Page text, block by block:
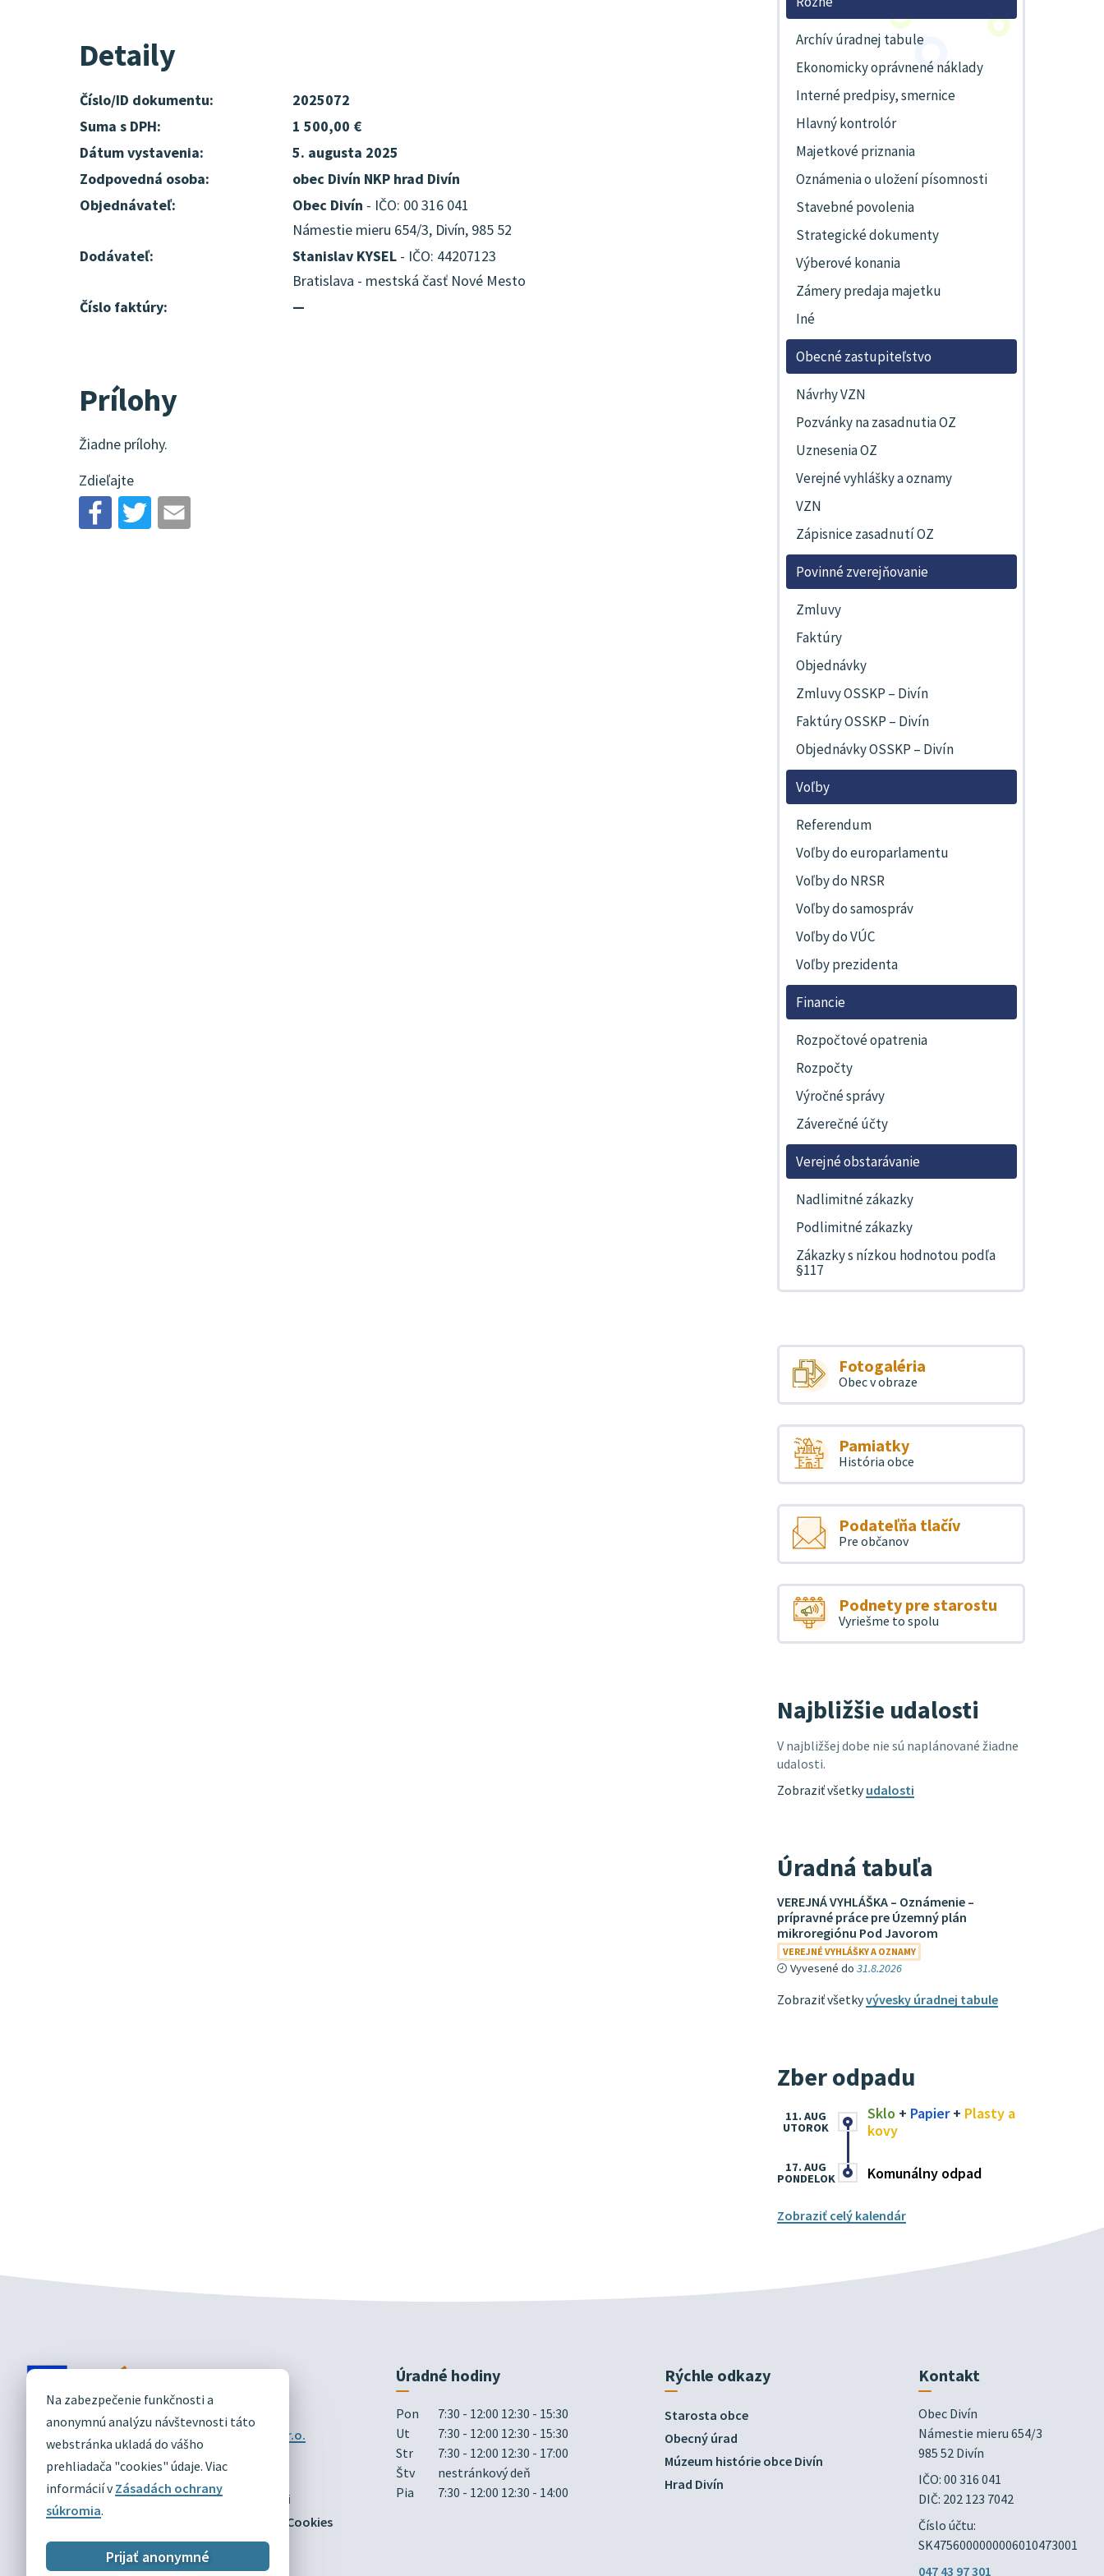
Na zabezpečenie funkčnosti a
anonymnú analýzu návštevnosti táto
webstránka ukladá do vášho
prehliadača "cookies" údaje. Viac
informácií vZásadách ochrany
súkromia.
Prijať anonymné
Detaily
Číslo/ID dokumentu:
2025072
Suma s DPH:
1 500,00 €
Dátum vystavenia:
5. augusta 2025
Zodpovedná osoba:
obec Divín NKP hrad Divín
Objednávateľ:
Obec Divín - IČO: 00 316 041
Námestie mieru 654/3, Divín, 985 52
Dodávateľ:
Stanislav KYSEL - IČO: 44207123
Bratislava - mestská časť Nové Mesto
Číslo faktúry:
—
Prílohy
Žiadne prílohy.
Zdieľajte
Archív úradnej tabule
Ekonomicky oprávnené náklady
Interné predpisy, smernice
Hlavný kontrolór
Majetkové priznania
Oznámenia o uložení písomnosti
Stavebné povolenia
Strategické dokumenty
Výberové konania
Zámery predaja majetku
Iné
Obecné zastupiteľstvo
Návrhy VZN
Pozvánky na zasadnutia OZ
Uznesenia OZ
Verejné vyhlášky a oznamy
VZN
Zápisnice zasadnutí OZ
Povinné zverejňovanie
Zmluvy
Faktúry
Objednávky
Zmluvy OSSKP – Divín
Faktúry OSSKP – Divín
Objednávky OSSKP – Divín
Voľby
Referendum
Voľby do europarlamentu
Voľby do NRSR
Voľby do samospráv
Voľby do VÚC
Voľby prezidenta
Financie
Rozpočtové opatrenia
Rozpočty
Výročné správy
Záverečné účty
Verejné obstarávanie
Nadlimitné zákazky
Podlimitné zákazky
Zákazky s nízkou hodnotou podľa
§117
Fotogaléria
Obec v obraze
Pamiatky
História obce
Podateľňa tlačív
Pre občanov
Podnety pre starostu
Vyriešme to spolu
Najbližšie udalosti
V najbližšej dobe nie sú naplánované žiadne
udalosti.
Zobraziť všetkyudalosti
Úradná tabuľa
VEREJNÁ VYHLÁŠKA – Oznámenie –
prípravné práce pre Územný plán
mikroregiónu Pod Javorom
VEREJNÉ VYHLÁŠKY A OZNAMY
Vyvesené do 31.8.2026
Zobraziť všetkyvývesky úradnej tabule
Zber odpadu
Sklo + Papier+ Plasty a
kovy
11. AUG
UTOROK
Komunálny odpad
17. AUG
PONDELOK
Zobraziť celý kalendár
DIVÍN
OFICIÁLNE STRÁNKY
Technický prevádzkovateľ:
Alphabet partner s.r.o.
Správca obsahu:Obec Divín
Posledná aktualizácia:03.08.2026
Mapa
Vyhlásenie o prístupnosti
Zásady ochrany osobných údajov
Nastaviť Cookies
Úradné hodiny
Pon
7:30 - 12:00 12:30 - 15:30
Ut
7:30 - 12:00 12:30 - 15:30
Str
7:30 - 12:00 12:30 - 17:00
Štv
nestránkový deň
Pia
7:30 - 12:00 12:30 - 14:00
Rýchle odkazy
Starosta obce
Obecný úrad
Múzeum histórie obce Divín
Hrad Divín
Kontakt
Obec Divín
Námestie mieru 654/3
985 52 Divín
IČO: 00 316 041
DIČ: 202 123 7042
Číslo účtu:
SK4756000000006010473001
047 43 97 301